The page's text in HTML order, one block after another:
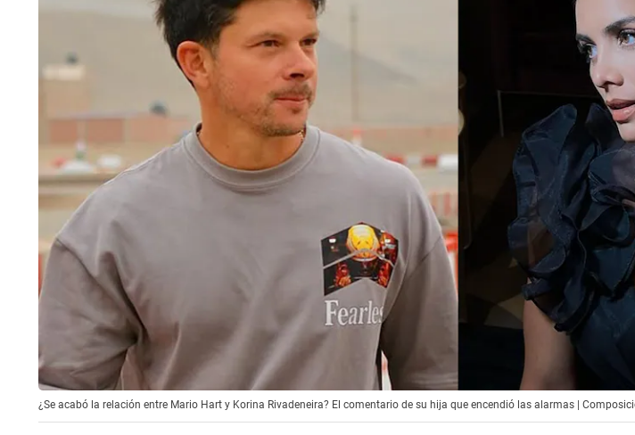
¿Se acabó la relación entre Mario Hart y Korina Rivadeneira? El comentario de su hija que encendió las alarmas |